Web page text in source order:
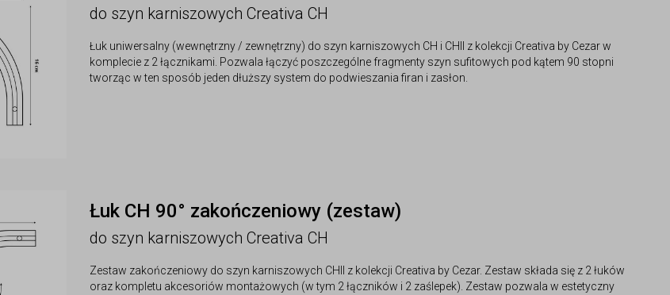
do szyn karniszowych Creativa CH
Łuk uniwersalny (wewnętrzny / zewnętrzny) do szyn karniszowych CH i CHII z kolekcji Creativa by Cezar w
komplecie z 2 łącznikami. Pozwala łączyć poszczególne fragmenty szyn sufitowych pod kątem 90 stopni
tworząc w ten sposób jeden dłuższy system do podwieszania firan i zasłon.
Łuk CH 90° zakończeniowy (zestaw)
do szyn karniszowych Creativa CH
Zestaw zakończeniowy do szyn karniszowych CHII z kolekcji Creativa by Cezar. Zestaw składa się z 2 łuków
oraz kompletu akcesoriów montażowych (w tym 2 łączników i 2 zaślepek). Zestaw pozwala w estetyczny